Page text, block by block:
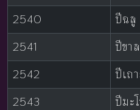
2540
ปีฉลู
2541
ปีขาล
2542
ปีเถ
2543
ปีมะ